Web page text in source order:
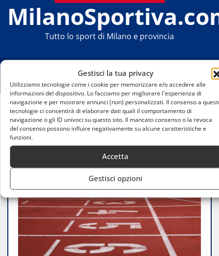
Gestisci la tua privacy
Utilizziamo tecnologie come i cookie per memorizzare e/o accedere alle
informazioni del dispositivo. Lo facciamo per migliorare l'esperienza di
navigazione e per mostrare annunci (non) personalizzati. Il consenso a
tecnologie ci consentirà di elaborare dati quali il comportamento di
navigazione o gli ID univoci su questo sito. Il mancato consenso o la revoca
del consenso possono influire negativamente su alcune caratteristiche e
funzioni.
Accetta
Gestisci opzioni
Tutto lo sport di Milano e provincia
Home
Lisa Marcassoli da record: seconda all-time nei
300 ostacoli